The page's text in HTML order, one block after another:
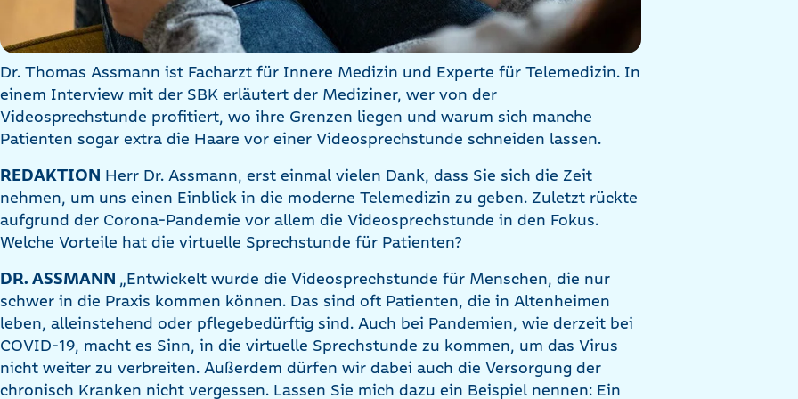
Dr. Thomas Assmann ist Facharzt für Innere Medizin und Experte für Telemedizin. In
einem Interview mit der SBK erläutert der Mediziner, wer von der
Videosprechstunde profitiert, wo ihre Grenzen liegen und warum sich manche
Patienten sogar extra die Haare vor einer Videosprechstunde schneiden lassen.
REDAKTION Herr Dr. Assmann, erst einmal vielen Dank, dass Sie sich die Zeit
nehmen, um uns einen Einblick in die moderne Telemedizin zu geben. Zuletzt rückte
aufgrund der Corona-Pandemie vor allem die Videosprechstunde in den Fokus.
Welche Vorteile hat die virtuelle Sprechstunde für Patienten?
DR. ASSMANN „Entwickelt wurde die Videosprechstunde für Menschen, die nur
schwer in die Praxis kommen können. Das sind oft Patienten, die in Altenheimen
leben, alleinstehend oder pflegebedürftig sind. Auch bei Pandemien, wie derzeit bei
COVID-19, macht es Sinn, in die virtuelle Sprechstunde zu kommen, um das Virus
nicht weiter zu verbreiten. Außerdem dürfen wir dabei auch die Versorgung der
chronisch Kranken nicht vergessen. Lassen Sie mich dazu ein Beispiel nennen: Ein